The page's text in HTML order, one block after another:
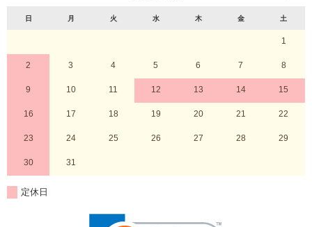
日 月 火 水 木 金 土
1
2 3 4 5 6 7 8
9 10 11 12 13 14 15
16 17 18 19 20 21 22
23 24 25 26 27 28 29
30 31
定休日